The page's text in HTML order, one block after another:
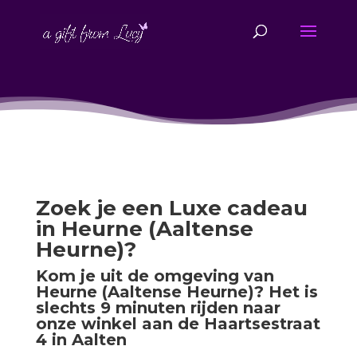
Zoek je een Luxe cadeau
in Heurne (Aaltense
Heurne)?
Kom je uit de omgeving van
Heurne (Aaltense Heurne)? Het is
slechts 9 minuten rijden naar
onze winkel aan de Haartsestraat
4 in Aalten